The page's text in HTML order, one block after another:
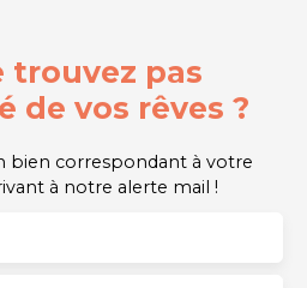
#Île-d'Arz, #La Trinité-Surzur,
#Le Tour-du-Parc,
#Locqueltas, #Meucon,
#Saint-Avé, #Saint-
#Sarzeau, #Séné,
trouvez pas
de vos rêves ?
bien correspondant à votre
à notre alerte mail !